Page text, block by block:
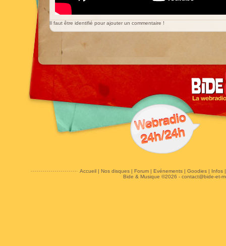
Il faut être identifié pour ajouter un commentaire !
Accueil| Nos disques| Forum| Evénements| Goodies| Infos
Bide & Musique ©2026 - contact@bide-et-